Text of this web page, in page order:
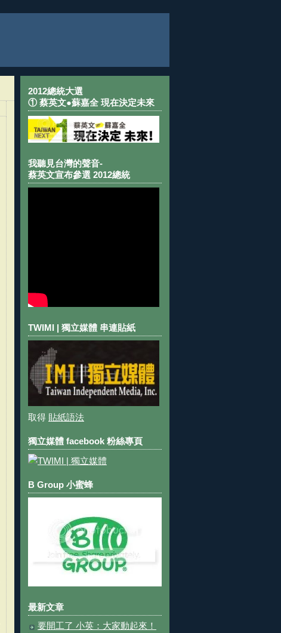
2012總統大選
① 蔡英文●蘇嘉全 現在決定未來
我聽見台灣的聲音-
蔡英文宣布參選 2012總統
TWIMI | 獨立媒體 串連貼紙
取得 貼紙語法
獨立媒體 facebook 粉絲專頁
B Group 小蜜蜂
最新文章
要開工了 小英：大家動起來！